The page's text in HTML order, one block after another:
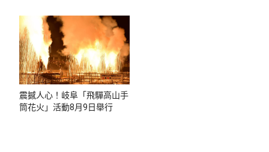
震撼人心！岐阜「飛驒高山手
筒花火」活動8月9日舉行